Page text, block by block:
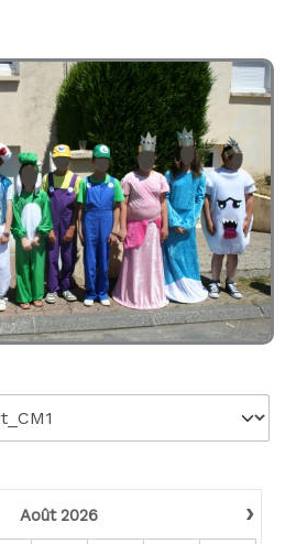
›
Août 2026